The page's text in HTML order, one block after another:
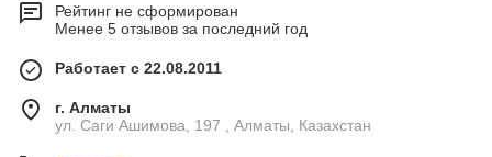
Рейтинг не сформирован
Менее 5 отзывов за последний год
Работает с 22.08.2011
г. Алматы
ул. Саги Ашимова, 197 , Алматы, Казахстан